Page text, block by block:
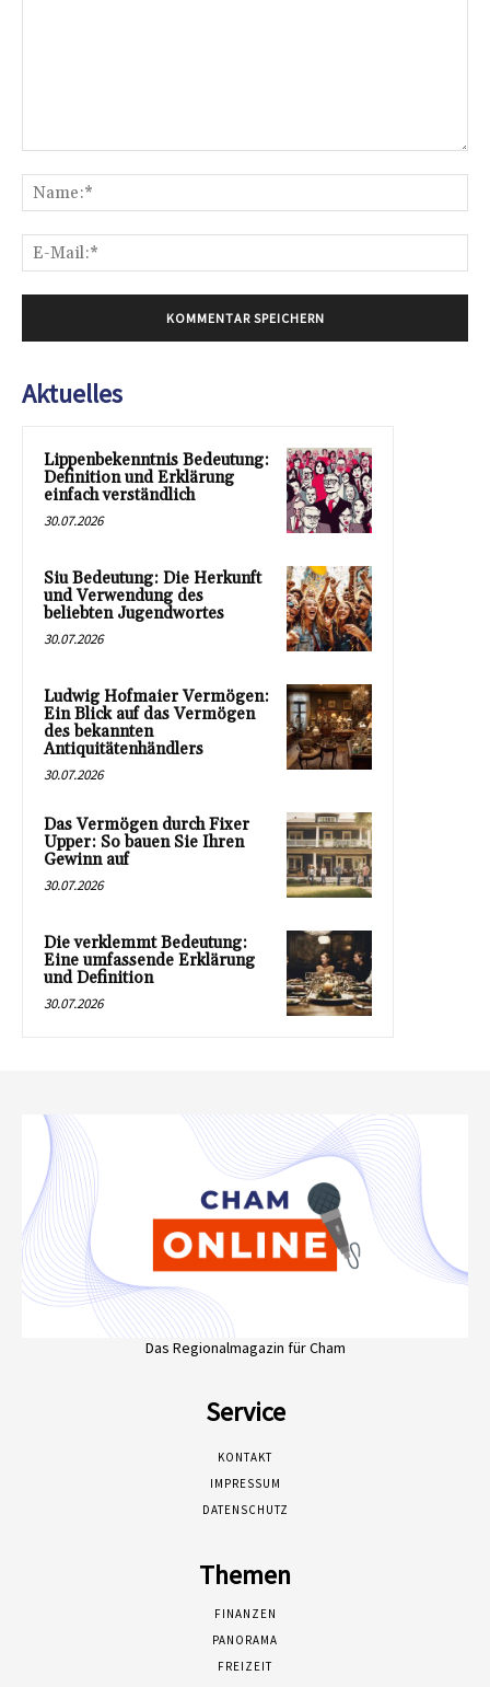
Aktuelles
Lippenbekenntnis Bedeutung:
Definition und Erklärung
einfach verständlich
30.07.2026
Siu Bedeutung: Die Herkunft
und Verwendung des
beliebten Jugendwortes
30.07.2026
Ludwig Hofmaier Vermögen:
Ein Blick auf das Vermögen
des bekannten
Antiquitätenhändlers
30.07.2026
Das Vermögen durch Fixer
Upper: So bauen Sie Ihren
Gewinn auf
30.07.2026
Die verklemmt Bedeutung:
Eine umfassende Erklärung
und Definition
30.07.2026
Das Regionalmagazin für Cham
Service
KONTAKT
IMPRESSUM
DATENSCHUTZ
Themen
FINANZEN
PANORAMA
FREIZEIT